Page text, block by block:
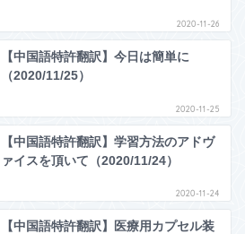
2020-11-26
【中国語特許翻訳】今日は簡単に
（2020/11/25）
2020-11-25
【中国語特許翻訳】学習方法のアドヴ
ァイスを頂いて（2020/11/24）
2020-11-24
【中国語特許翻訳】医療用カプセル装